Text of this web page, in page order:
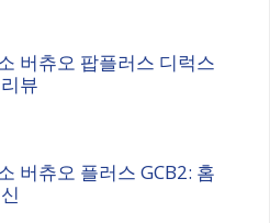
버츄오 팝플러스 디럭스
뷰
버츄오 플러스 GCB2: 홈